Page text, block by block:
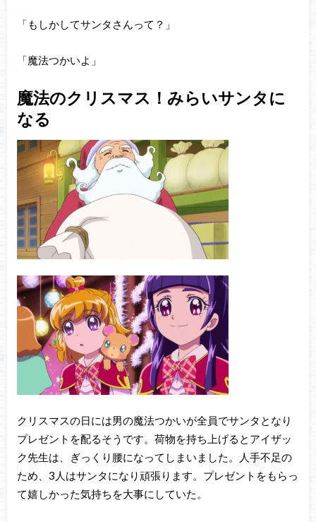
「もしかしてサンタさんって？」
「魔法つかいよ」
魔法のクリスマス！みらいサンタに
なる
クリスマスの日には男の魔法つかいが全員でサンタとなり
プレゼントを配るそうです。荷物を持ち上げるとアイザッ
ク先生は、ぎっくり腰になってしまいました。人手不足の
ため、3人はサンタになり頑張ります。プレゼントをもらっ
て嬉しかった気持ちを大事にしていた。